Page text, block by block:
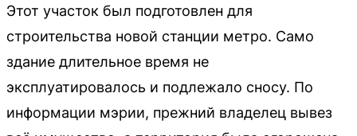
Этот участок был подготовлен для
строительства новой станции метро. Само
здание длительное время не
эксплуатировалось и подлежало сносу. По
информации мэрии, прежний владелец вывез